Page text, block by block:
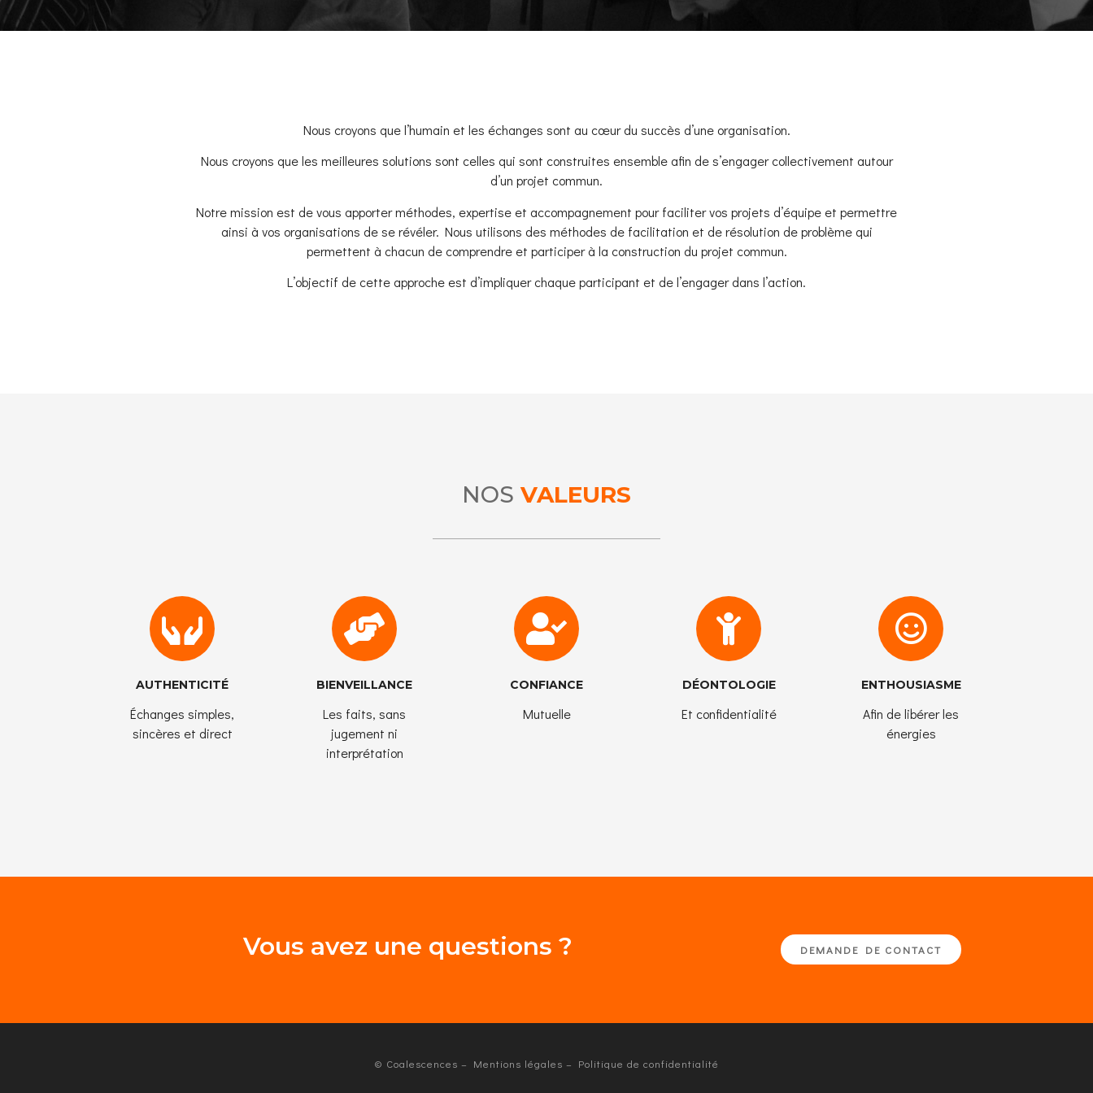
Nous croyons que l’humain et les échanges sont au cœur du succès d’une organisation.
Nous croyons que les meilleures solutions sont celles qui sont construites ensemble afin de s’engager collectivement autour
d’un projet commun.
Notre mission est de vous apporter méthodes, expertise et accompagnement pour faciliter vos projets d’équipe et permettre
ainsi à vos organisations de se révéler. Nous utilisons des méthodes de facilitation et de résolution de problème qui
permettent à chacun de comprendre et participer à la construction du projet commun.
L’objectif de cette approche est d’impliquer chaque participant et de l’engager dans l’action.
NOS VALEURS
AUTHENTICITÉ
Échanges simples,
sincères et direct
BIENVEILLANCE
Les faits, sans
jugement ni
interprétation
CONFIANCE
Mutuelle
DÉONTOLOGIE
Et confidentialité
ENTHOUSIASME
Afin de libérer les
énergies
Vous avez DEMANDE DE CONTACT
© Coalescences – Mentions légales – Politique de confidentialité